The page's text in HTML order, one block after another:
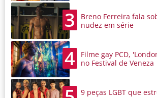
3
Breno Ferreira fala
nudez em série
4
Filme gay PCD,
no Festival de Veneza
9 peças LGBT que